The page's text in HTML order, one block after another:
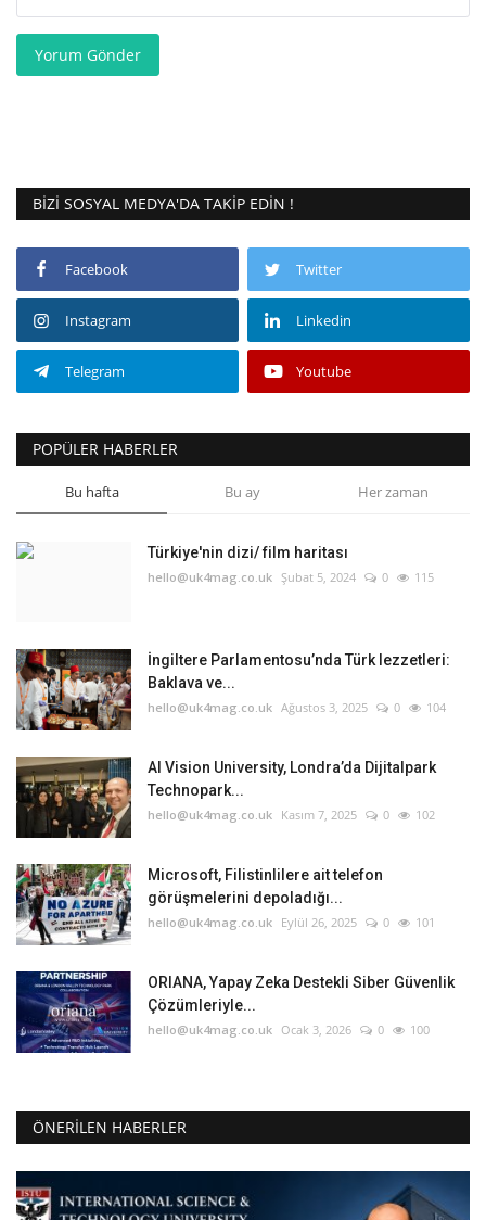
Yorum Gönder
BIZI SOSYAL MEDYA'DA TAKIP EDIN !
Facebook Twitter
Instagram Linkedin
Telegram Youtube
POPÜLER HABERLER
Bu hafta Bu ay Her zaman
Türkiye'nin dizi/ film haritası
hello@uk4mag.co.uk Şubat 5, 2024 0 115
İngiltere Parlamentosu’nda Türk lezzetleri:
Baklava ve...
hello@uk4mag.co.uk Ağustos 3, 2025 0 104
AI Vision University, Londra’da Dijitalpark
Technopark...
hello@uk4mag.co.uk Kasım 7, 2025 0 102
Microsoft, Filistinlilere ait telefon
görüşmelerini depoladığı...
hello@uk4mag.co.uk Eylül 26, 2025 0 101
ORIANA, Yapay Zeka Destekli Siber Güvenlik
Çözümleriyle...
hello@uk4mag.co.uk Ocak 3, 2026 0 100
ÖNERILEN HABERLER